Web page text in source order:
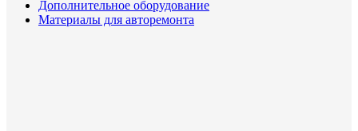
Дополнительное оборудование
Материалы для авторемонта